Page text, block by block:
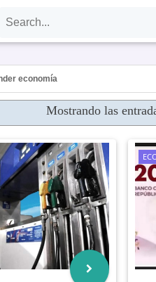
economía
Mostrando las